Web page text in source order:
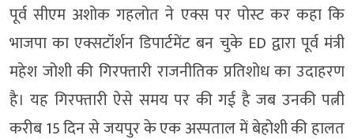
पूर्व सीएम अशोक गहलोत ने एक्स पर पोस्ट कर कहा कि
भाजपा का एक्सटॉर्शन डिपार्टमेंट बन चुके ED द्वारा पूर्व मंत्री
महेश जोशी की गिरफ्तारी राजनीतिक प्रतिशोध का उदाहरण
है। यह गिरफ्तारी ऐसे समय पर की गई है जब उनकी पत्नी
करीब 15 दिन से जयपुर के एक अस्पताल में बेहोशी की हालत